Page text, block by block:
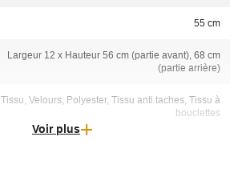
55 cm
Largeur 12 x Hauteur 56 cm (partie avant), 68 cm
(partie arrière)
Tissu, Velours, Polyester, Tissu anti taches, Tissu à
bouclettes
Voir plus